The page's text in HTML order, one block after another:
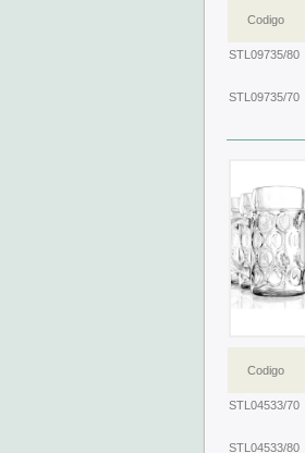
Codigo
STL09735/80
STL09735/70
Codigo
STL04533/70
STL04533/80